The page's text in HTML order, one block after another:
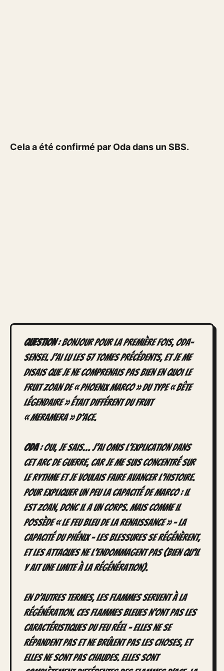
Cela a été confirmé par Oda dans un SBS.
Question: Bonjour pour la première fois, Oda-
sensei. J’ai lu les 57 tomes précédents, et je me
disais que je ne comprenais pas bien en quoi le
fruit Zoan de « Phoenix Marco » du type « bête
légendaire » était différent du fruit
« Meramera » d’Ace.
Oda: Oui, je sais… J’ai omis l’explication dans
cet arc de guerre, car je me suis concentré sur
le rythme et je voulais faire avancer l’histoire.
Pour expliquer un peu la capacité de Marco : il
est Zoan, donc il a un corps. Mais comme il
possède « le feu bleu de la renaissance » – la
capacité du Phénix – les blessures se régénèrent,
et les attaques ne l’endommagent pas (bien qu’il
y ait une limite à la régénération).
En d’autres termes, les flammes servent à la
régénération. Ces flammes bleues n’ont pas les
caractéristiques du feu réel – elles ne se
répandent pas et ne brûlent pas les choses, et
elles ne sont pas chaudes. Elles sont